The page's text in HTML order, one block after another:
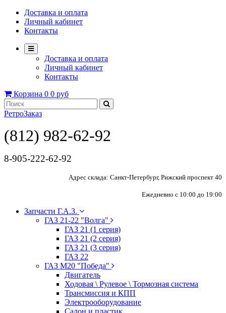
Доставка и оплата
Личный кабинет
Контакты
Доставка и оплата
Личный кабинет
Контакты
Корзина 0 0 руб
РетроЗаказ
(812) 982-62-92
8-905-222-62-92
Адрес склада: Санкт-Петербург, Рижский проспект 40
Ежедневно с 10:00 до 19:00
Запчасти Г.А.З.
ГАЗ 21-22 "Волга"
ГАЗ 21 (1 серия)
ГАЗ 21 (2 серия)
ГАЗ 21 (3 серия)
ГАЗ 22
ГАЗ М20 "Победа"
Двигатель
Ходовая \ Рулевое \ Тормозная система
Трансмиссия и КПП
Электрооборудование
Салон и пластик